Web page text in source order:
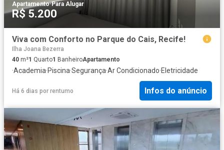
Apartamento·Para Alugar
R$ 5.200
Viva com Conforto no Parque do Cais, Recife!
Ilha Joana Bezerra
40 m²1 Quarto1 BanheiroApartamento
·Academia·Piscina·Segurança·Ar Condicionado·Eletricidade
Há 6 dias por rentumo Infos do anúncio